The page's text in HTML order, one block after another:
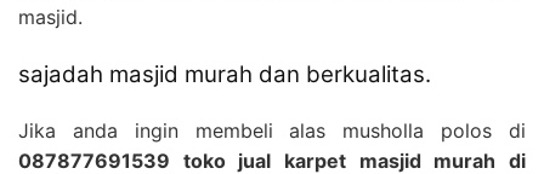
masjid.
sajadah masjid murah dan berkualitas.
Jika anda ingin membeli alas musholla polos di
087877691539 toko jual karpet masjid murah di